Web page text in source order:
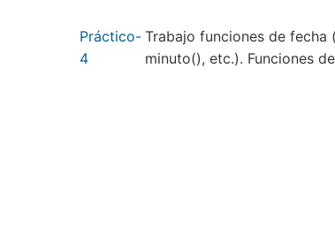
Práctico-
4
Trabajo funciones de fecha
minuto(), etc.). Funciones